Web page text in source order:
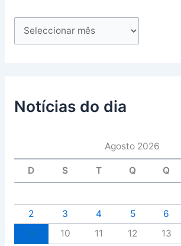
Notícias do dia
Agosto 2026
D S T Q Q
2
3 4 5 6
10 11 12 13